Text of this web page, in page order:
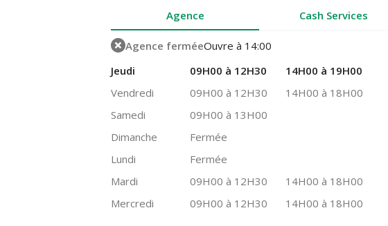
Agence
Cash Services
Agence ferméeOuvre à 14:00
Jeudi
09H00 à 12H30
14H00 à 19H00
Vendredi
09H00 à 12H30
14H00 à 18H00
Samedi
09H00 à 13H00
Dimanche
Fermée
Lundi
Fermée
Mardi
09H00 à 12H30
14H00 à 18H00
Mercredi
09H00 à 12H30 14H00 à 18H00